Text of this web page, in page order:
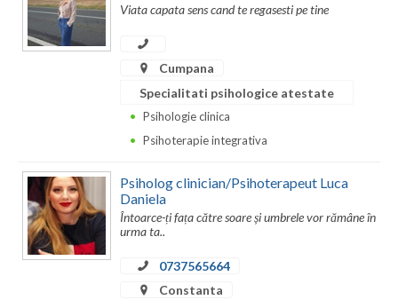
Covasna
Dambovita
Viata capata sens cand te regasesti pe tine
Cumpana
Specialitati psihologice atestate
Psihologie clinica
Psihoterapie integrativa
Psiholog clinician/Psihoterapeut Luca
Daniela
Întoarce-ți fața către soare și umbrele vor rămâne în
urma ta..
0737565664
Constanta